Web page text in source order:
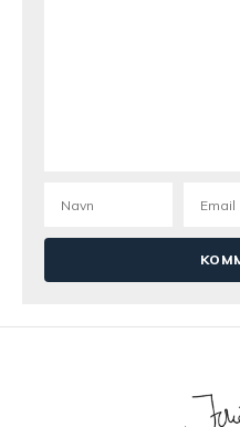
Julie Bruun
22.
Hej Signe 🙂 Mange
tæller ikke kalorier, så
oversigt på nogle af